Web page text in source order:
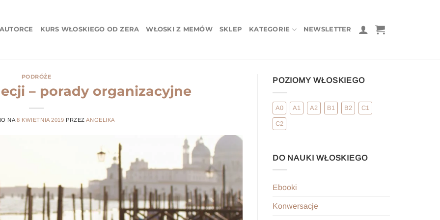
KURS WŁOSKIEGO OD ZERA WŁOSKI Z MEMÓW SKLEP KATEGORIE NEWSLETTER
PODRÓŻE
– porady organizacyjne
NA8 KWIETNIA 2019 PRZEZANGELIKA
POZIOMY WŁOSKIEGO
A0 A1 A2 B1 B2 C1
C2
DO NAUKI WŁOSKIEGO
Ebooki
Konwersacje